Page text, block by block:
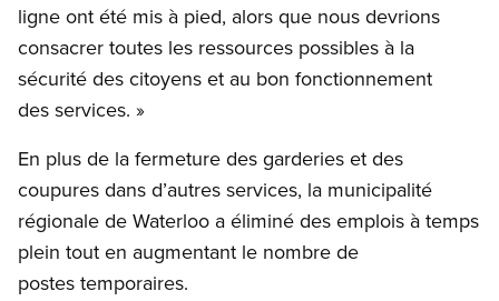
ligne ont été mis à pied, alors que nous devrions
consacrer toutes les ressources possibles à la
sécurité des citoyens et au bon fonctionnement
des services. »
En plus de la fermeture des garderies et des
coupures dans d’autres services, la municipalité
régionale de Waterloo a éliminé des emplois à temps
plein tout en augmentant le nombre de
postes temporaires.